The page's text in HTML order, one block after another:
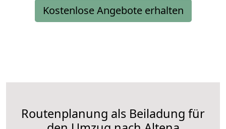
Kostenlose Angebote erhalten
Routenplanung als Beiladung für